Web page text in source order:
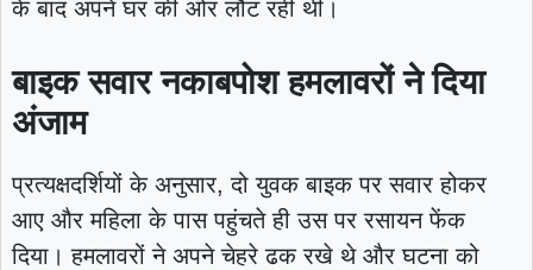
के बाद अपने घर की ओर लौट रही थी।
बाइक सवार नकाबपोश हमलावरों ने दिया
अंजाम
प्रत्यक्षदर्शियों के अनुसार, दो युवक बाइक पर सवार होकर
आए और महिला के पास पहुंचते ही उस पर रसायन फेंक
दिया। हमलावरों ने अपने चेहरे ढक रखे थे और घटना को